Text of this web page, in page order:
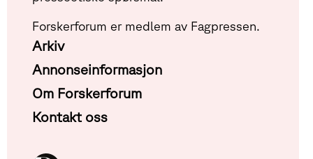
Forskerforum er medlem av Fagpressen.
Arkiv
Annonseinformasjon
Om Forskerforum
Kontakt oss